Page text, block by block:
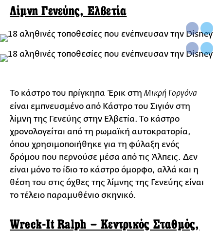
Λίμνη Γενεύης, Ελβετία
Το κάστρο του πρίγκηπα Έρικ στη Μικρή Γοργόνα
είναι εμπνευσμένο από Kάστρο του Σιγιόν στη
λίμνη της Γενεύης στην Ελβετία. Το κάστρο
χρονολογείται από τη ρωμαϊκή αυτοκρατορία,
όπου χρησιμοποιήθηκε για τη φύλαξη ενός
δρόμου που περνούσε μέσα από τις Άλπεις. Δεν
είναι μόνο το ίδιο το κάστρο όμορφο, αλλά και η
θέση του στις όχθες της λίμνης της Γενεύης είναι
το τέλειο παραμυθένιο σκηνικό.
Wreck-It Ralph – Κεντρικός Σταθμός,